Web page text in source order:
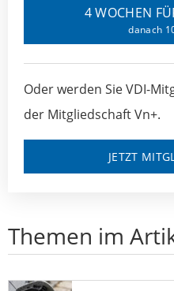
4 WOCHEN
danach
Oder werden Sie VDI-
der Mitgliedschaft Vn+.
JETZT
Themen im